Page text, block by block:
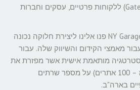
(Garage Doors) וגדרות (Gates) ללקוחות פרטיים, עסקים וחברות
נציגי חברת NY Garage Door Repair פנו אלינו ליצירת חלוקה נכונה
מאמצי הקידום והשיווק שלה. עבור
מותאמת אישית אשר מפזרת את
כלל אתרי החברה (יותר מ – 100 אתרים) על מספר שרתים
בארה"ב.